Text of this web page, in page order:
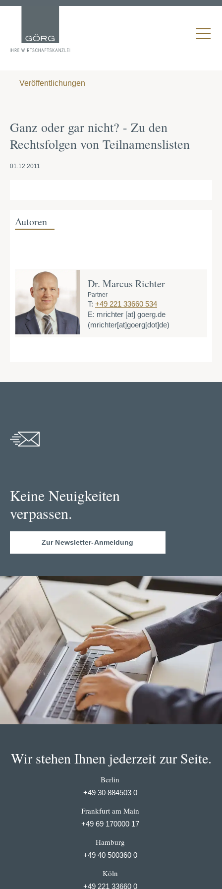
Veröffentlichungen
Ganz oder gar nicht? - Zu den
Rechtsfolgen von Teilnamenslisten
01.12.2011
Autoren
Dr. Marcus Richter
Partner
T: +49 221 33660 534
E: mrichter [at] goerg.de
(mrichter[at]goerg[dot]de)
Keine Neuigkeiten
verpassen.
Zur Newsletter-Anmeldung
Wir stehen Ihnen jederzeit zur Seite.
Berlin
+49 30 884503 0
Frankfurt am Main
+49 69 170000 17
Hamburg
+49 40 500360 0
Köln
+49 221 33660 0